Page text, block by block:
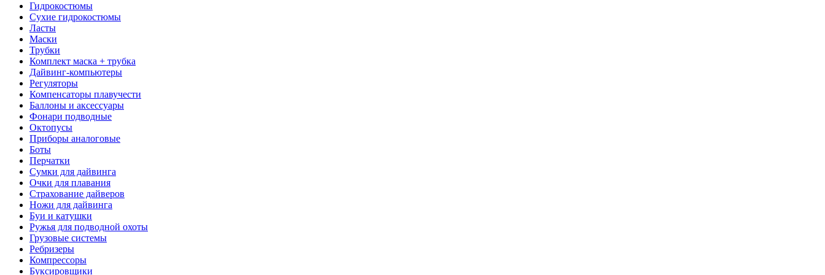
Гидрокостюмы
Сухие гидрокостюмы
Ласты
Маски
Трубки
Комплект маска + трубка
Дайвинг-компьютеры
Регуляторы
Компенсаторы плавучести
Баллоны и аксессуары
Фонари подводные
Октопусы
Приборы аналоговые
Боты
Перчатки
Сумки для дайвинга
Очки для плавания
Страхование дайверов
Ножи для дайвинга
Буи и катушки
Ружья для подводной охоты
Грузовые системы
Ребризеры
Компрессоры
Буксировщики